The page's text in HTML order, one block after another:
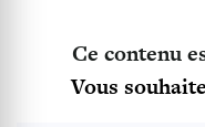
Ce contenu
Vous